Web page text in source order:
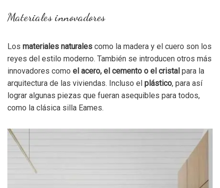
Materiales innovadores
Los materiales naturales como la madera y el cuero son los
reyes del estilo moderno. También se introducen otros más
innovadores como el acero, el cemento o el cristal para la
arquitectura de las viviendas. Incluso el plástico, para así
lograr algunas piezas que fueran asequibles para todos,
como la clásica silla Eames.